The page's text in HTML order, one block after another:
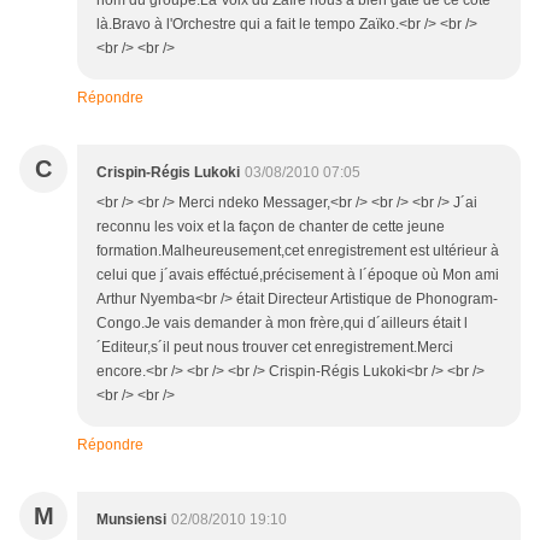
là.Bravo à l'Orchestre qui a fait le tempo Zaïko.<br /> <br />
<br /> <br />
Répondre
C Crispin-Régis Lukoki 03/08/2010 07:05
<br /> <br /> Merci ndeko Messager,<br /> <br /> <br /> J´ai
reconnu les voix et la façon de chanter de cette jeune
formation.Malheureusement,cet enregistrement est ultérieur à
celui que j´avais efféctué,précisement à l´époque où Mon ami
Arthur Nyemba<br /> était Directeur Artistique de Phonogram-
Congo.Je vais demander à mon frère,qui d´ailleurs était l
´Editeur,s´il peut nous trouver cet enregistrement.Merci
encore.<br /> <br /> <br /> Crispin-Régis Lukoki<br /> <br />
<br /> <br />
Répondre
M Munsiensi 02/08/2010 19:10